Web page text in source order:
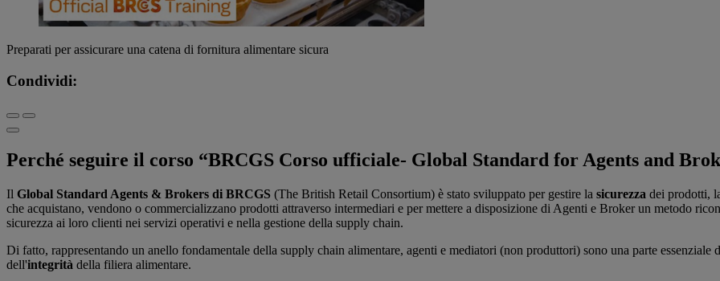
Preparati per assicurare una catena di fornitura alimentare sicura
Condividi:
Perché seguire il corso “BRCGS Corso ufficiale- Global Standard for Agents and
Il Global Standard Agents & Brokers di BRCGS (The British Retail Consortium) è stato sviluppato per gestire la sicurezza dei prodotti,
che acquistano, vendono o commercializzano prodotti attraverso intermediari e per mettere a disposizione di Agenti e Broker un metodo
sicurezza ai loro clienti nei servizi operativi e nella gestione della supply chain.
Di fatto, rappresentando un anello fondamentale della supply chain alimentare, agenti e mediatori (non produttori) sono una parte essenziale
dell'integrità della filiera alimentare.